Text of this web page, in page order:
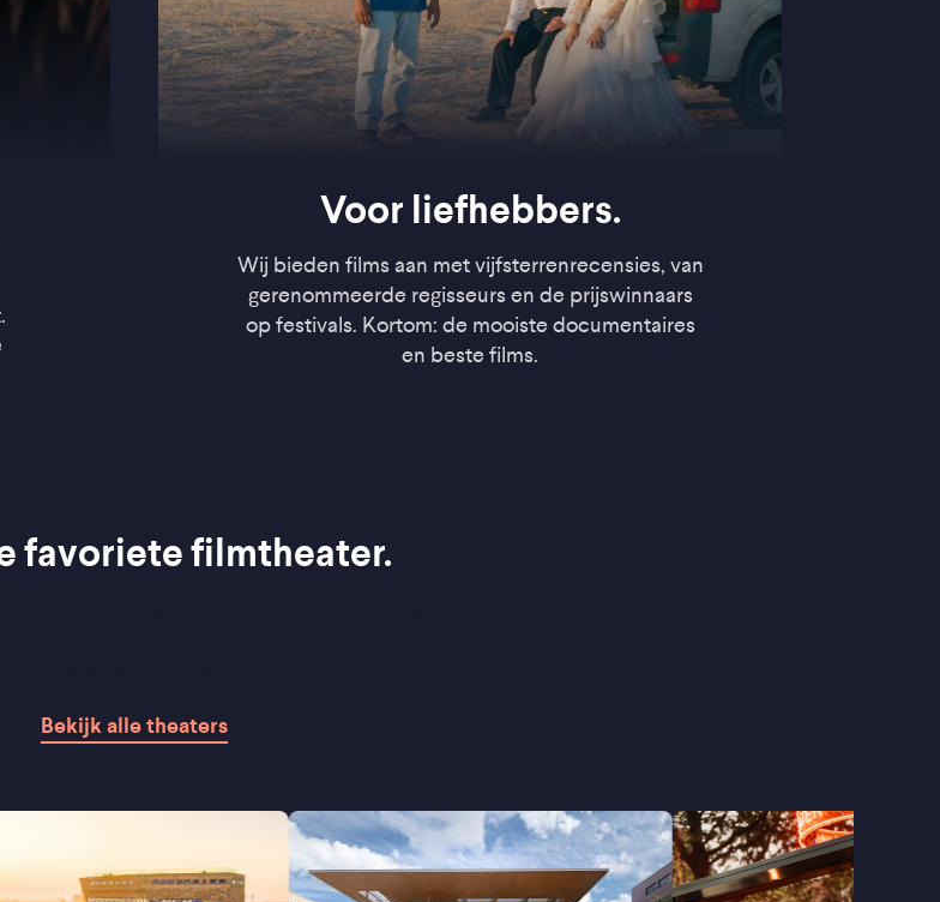
Voor liefhebbers.
Wij bieden films aan met vijfsterrenrecensies, van
gerenommeerde regisseurs en de prijswinnaars
op festivals. Kortom: de mooiste documentaires
en beste films.
favoriete filmtheater.
Bekijk alle theaters